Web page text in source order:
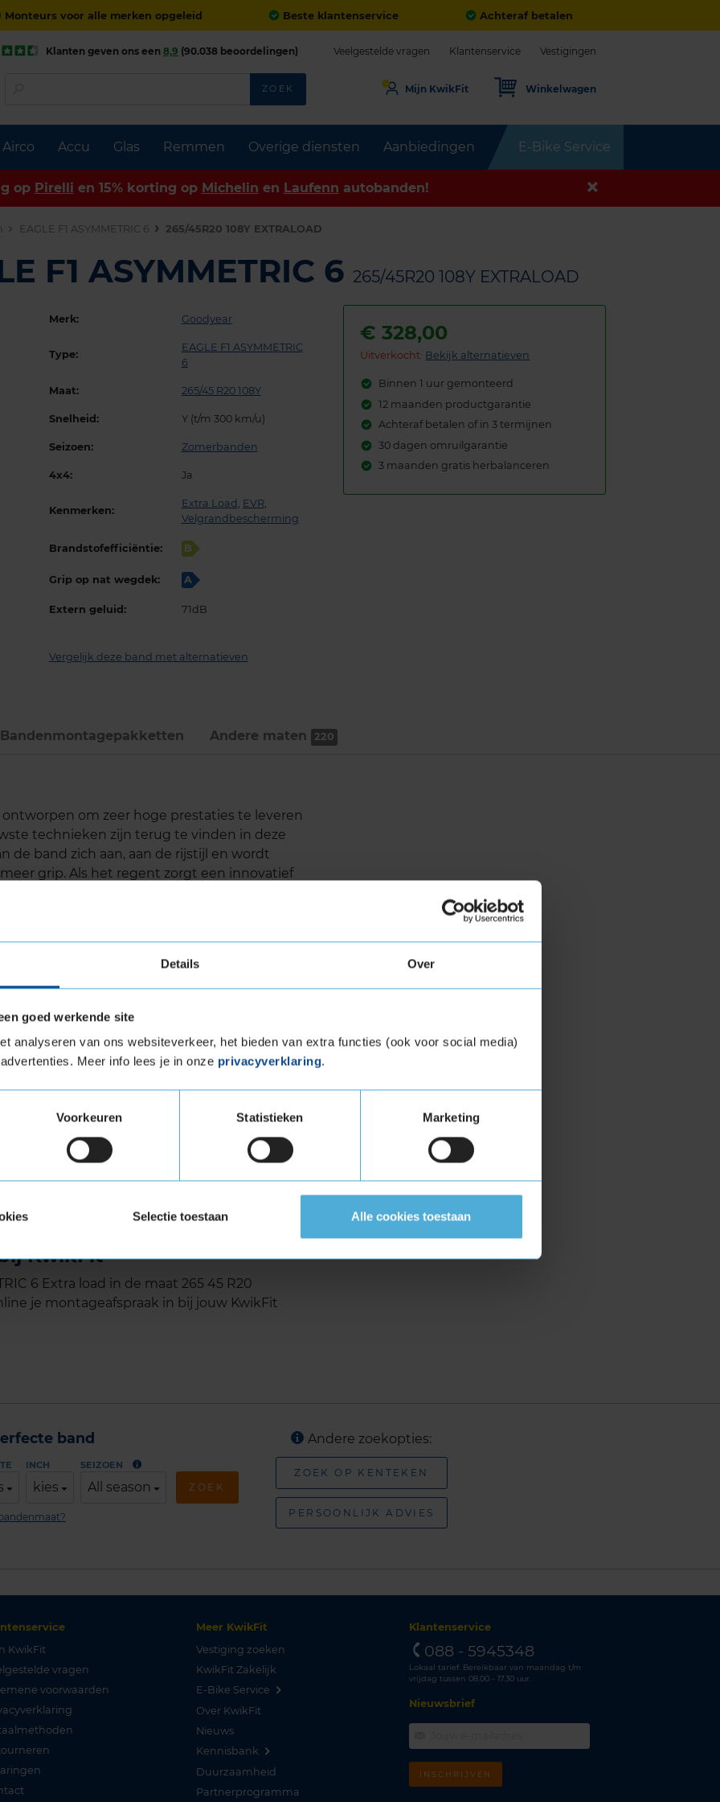
Details Over
goed werkende site
analyseren van ons websiteverkeer, het bieden van extra functies (ook voor social media)
Meer info lees je in onze privacyverklaring.
Voorkeuren Statistieken Marketing
Selectie toestaan Alle cookies toestaan
Monteurs voor alle merken opgeleid Beste klantenservice Achteraf betalen
Airco Accu Glas Remmen Overige diensten Aanbiedingen E-Bike Service
Klanten geven ons een 8,9 (90.038 beoordelingen) Veelgestelde vragen Klantenservice Vestigingen
ZOEK Mijn KwikFit Winkelwagen
op Pirelli en 15% korting op Michelin en Laufenn autobanden!
EAGLE F1 ASYMMETRIC 6 265/45R20 108Y EXTRALOAD
F1 ASYMMETRIC 6 265/45R20 108Y EXTRALOAD
Merk: Goodyear
Type:
EAGLE F1 ASYMMETRIC
6
Maat: 265/45 R20 108Y
Snelheid: Y (t/m 300 km/u)
Seizoen: Zomerbanden
4x4: Ja
Kenmerken:
Extra Load , EVR,
Velgrandbescherming
Brandstofefficiëntie: B
Grip op nat wegdek: A
Extern geluid: 71dB
Vergelijk deze band met alternatieven
€328,00
Uitverkocht: Bekijk alternatieven
Binnen 1 uur gemonteerd
12 maanden productgarantie
Achteraf betalen of in 3 termijnen
30 dagen omruilgarantie
3 maanden gratis herbalanceren
Bandenmontage­pakketten Andere maten 220
ontworpen om zeer hoge prestaties te leveren
technieken zijn terug te vinden in deze
de band zich aan, aan de rijstijl en wordt
grip. Als het regent zorgt een innovatief
Extra Load (verstevigde band)
die banden met een hoger
KwikFit
6 Extra load in de maat 265 45 R20
je montageafspraak in bij jouw KwikFit
band
INCH
kies
SEIZOEN
All season ZOEK
Andere zoekopties:
ZOEK OP KENTEKEN
PERSOONLIJK ADVIES
KwikFit
vragen
voorwaarden
Meer KwikFit
Vestiging zoeken
KwikFit Zakelijk
E-Bike Service
Over KwikFit
Nieuws
Kennisbank
Duurzaamheid
Partnerprogramma
Klantenservice
088 - 5945348
Lokaal tarief. Bereikbaar van maandag t/m
vrijdag tussen 08.00 - 17.30 uur.
Nieuwsbrief
INSCHRIJVEN